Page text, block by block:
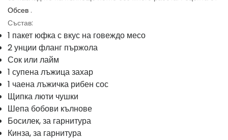
Обсев .
Състав:
1 пакет юфка с вкус на говеждо месо
2 унции фланг пържола
Сок или лайм
1 супена лъжица захар
1 чаена лъжичка рибен сос
Щипка люти чушки
Шепа бобови кълнове
Босилек, за гарнитура
Кинза, за гарнитура